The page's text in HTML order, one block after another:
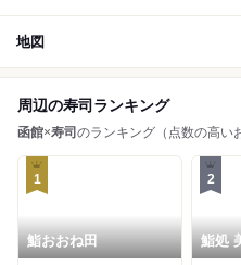
地図
周辺の寿司ランキング
函館×寿司 のランキング（点数の高い
1
鮨おおね田
2
鮨処